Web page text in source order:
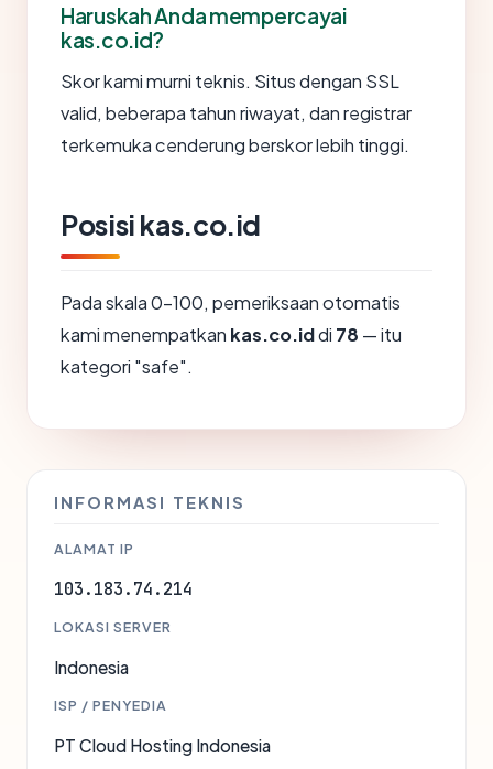
Haruskah Anda mempercayai
kas.co.id?
Skor kami murni teknis. Situs dengan SSL
valid, beberapa tahun riwayat, dan registrar
terkemuka cenderung berskor lebih tinggi.
Posisi kas.co.id
Pada skala 0-100, pemeriksaan otomatis
kami menempatkan kas.co.iddi 78 — itu
kategori "safe".
INFORMASI TEKNIS
ALAMAT IP
103.183.74.214
LOKASI SERVER
Indonesia
ISP / PENYEDIA
PT Cloud Hosting Indonesia